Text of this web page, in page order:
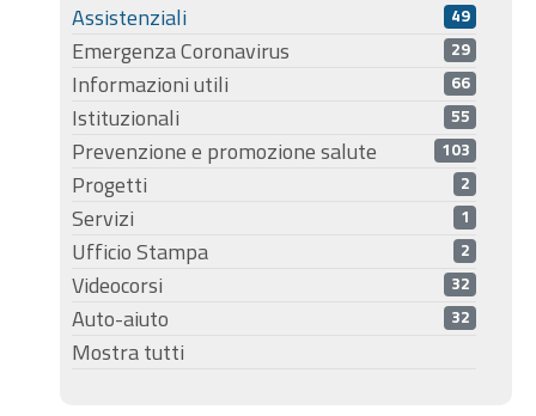
Assistenziali 49
Emergenza Coronavirus 29
Informazioni utili 66
Istituzionali 55
Prevenzione e promozione salute 103
Progetti 2
Servizi 1
Ufficio Stampa 2
Videocorsi 32
Auto-aiuto 32
Mostra tutti